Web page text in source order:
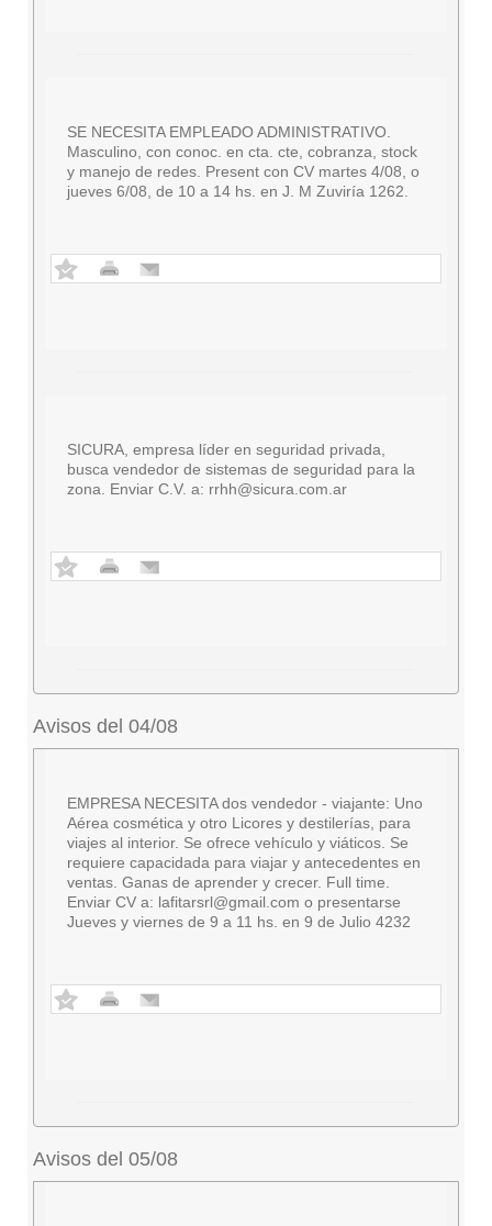
SE NECESITA EMPLEADO ADMINISTRATIVO.
Masculino, con conoc. en cta. cte, cobranza, stock
y manejo de redes. Present con CV martes 4/08, o
jueves 6/08, de 10 a 14 hs. en J. M Zuviría 1262.
SICURA, empresa líder en seguridad privada,
busca vendedor de sistemas de seguridad para la
zona. Enviar C.V. a: rrhh@sicura.com.ar
Avisos del 04/08
EMPRESA NECESITA dos vendedor - viajante: Uno
Aérea cosmética y otro Licores y destilerías, para
viajes al interior. Se ofrece vehículo y viáticos. Se
requiere capacidada para viajar y antecedentes en
ventas. Ganas de aprender y crecer. Full time.
Enviar CV a: lafitarsrl@gmail.com o presentarse
Jueves y viernes de 9 a 11 hs. en 9 de Julio 4232
Avisos del 05/08